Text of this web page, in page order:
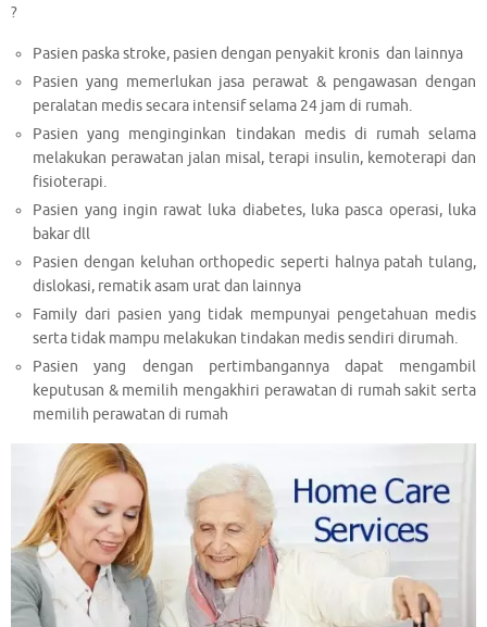
?
Pasien paska stroke, pasien dengan penyakit kronis dan lainnya
Pasien yang memerlukan jasa perawat & pengawasan dengan
peralatan medis secara intensif selama 24 jam di rumah.
Pasien yang menginginkan tindakan medis di rumah selama
melakukan perawatan jalan misal, terapi insulin, kemoterapi dan
fisioterapi.
Pasien yang ingin rawat luka diabetes, luka pasca operasi, luka
bakar dll
Pasien dengan keluhan orthopedic seperti halnya patah tulang,
dislokasi, rematik asam urat dan lainnya
Family dari pasien yang tidak mempunyai pengetahuan medis
serta tidak mampu melakukan tindakan medis sendiri dirumah.
Pasien yang dengan pertimbangannya dapat mengambil
keputusan & memilih mengakhiri perawatan di rumah sakit serta
memilih perawatan di rumah